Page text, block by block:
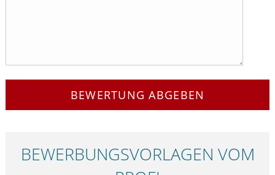
BEWERTUNG ABGEBEN
BEWERBUNGS­VORLAGEN VOM